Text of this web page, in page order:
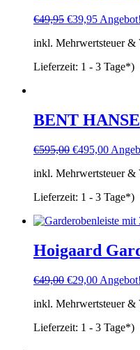
€49,95 Ursprünglicher
war:
€39,95Aktueller
ist:
Angebot!
inkl. Mehrwertsteuer &
Lieferzeit: 1 - 3 Tage*)
BENT
€595,00 Ursprünglicher
war:
€495,00
ist:
inkl. Mehrwertsteuer &
Lieferzeit: 1 - 3 Tage*)
Hoigaard
€49,00 Ursprünglicher
war:
€29,00Aktueller
ist:
Angebot!
inkl. Mehrwertsteuer &
Lieferzeit: 1 - 3 Tage*)